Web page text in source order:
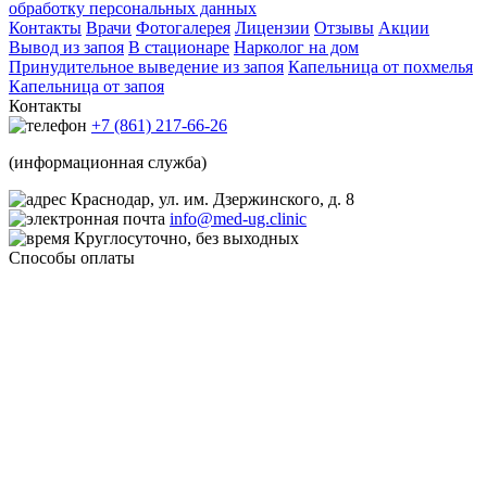
обработку персональных данных
Контакты Врачи Фотогалерея Лицензии Отзывы Акции
Вывод из запоя В стационаре Нарколог на дом
Принудительное выведение из запоя Капельница от похмелья
Капельница от запоя
Контакты
+7 (861) 217-66-26
(информационная служба)
Краснодар, ул. им. Дзержинского, д. 8
info@med-ug.clinic
Круглосуточно, без выходных
Способы оплаты